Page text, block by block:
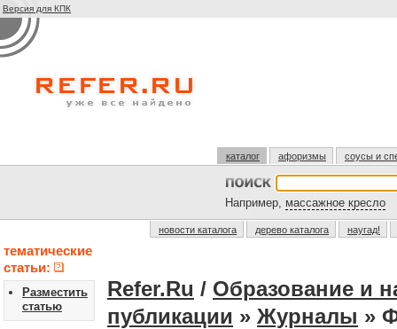
Версия для КПК
каталог афоризмы соусы и
Например, массажное кресло
новости каталога дерево каталога наугад!
тематические
статьи:
Разместить
статью
Refer.Ru / Образование и
публикации » Журналы »